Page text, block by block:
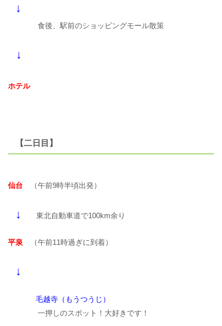
↓
食後、駅前のショッピングモール散策
↓
ホテル
【二日目】
仙台 （午前9時半頃出発）
↓ 東北自動車道で100km余り
平泉 （午前11時過ぎに到着）
↓
毛越寺（もうつうじ）
一押しのスポット！大好きです！